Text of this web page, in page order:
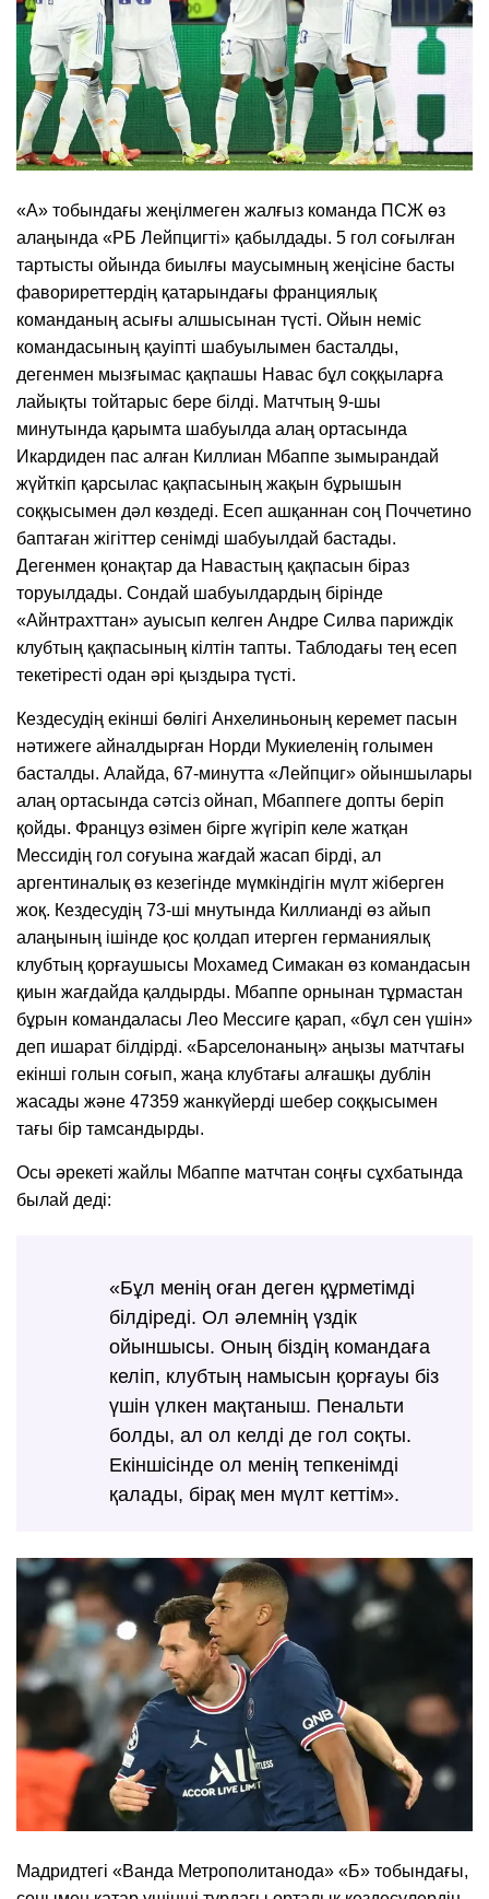
«А» тобындағы жеңілмеген жалғыз команда ПСЖ өз
алаңында «РБ Лейпцигті» қабылдады. 5 гол соғылған
тартысты ойында биылғы маусымның жеңісіне басты
фавориреттердің қатарындағы франциялық
команданың асығы алшысынан түсті. Ойын неміс
командасының қауіпті шабуылымен басталды,
дегенмен мызғымас қақпашы Навас бұл соққыларға
лайықты тойтарыс бере білді. Матчтың 9-шы
минутында қарымта шабуылда алаң ортасында
Икардиден пас алған Киллиан Мбаппе зымырандай
жүйткіп қарсылас қақпасының жақын бұрышын
соққысымен дәл көздеді. Есеп ашқаннан соң Поччетино
баптаған жігіттер сенімді шабуылдай бастады.
Дегенмен қонақтар да Навастың қақпасын біраз
торуылдады. Сондай шабуылдардың бірінде
«Айнтрахттан» ауысып келген Андре Силва париждік
клубтың қақпасының кілтін тапты. Таблодағы тең есеп
текетіресті одан әрі қыздыра түсті.
Кездесудің екінші бөлігі Анхелиньоның керемет пасын
нәтижеге айналдырған Норди Мукиеленің голымен
басталды. Алайда, 67-минутта «Лейпциг» ойыншылары
алаң ортасында сәтсіз ойнап, Мбаппеге допты беріп
қойды. Француз өзімен бірге жүгіріп келе жатқан
Мессидің гол соғуына жағдай жасап бірді, ал
аргентиналық өз кезегінде мүмкіндігін мүлт жіберген
жоқ. Кездесудің 73-ші мнутында Киллианді өз айып
алаңының ішінде қос қолдап итерген германиялық
клубтың қорғаушысы Мохамед Симакан өз командасын
қиын жағдайда қалдырды. Мбаппе орнынан тұрмастан
бұрын командаласы Лео Мессиге қарап, «бұл сен үшін»
деп ишарат білдірді. «Барселонаның» аңызы матчтағы
екінші голын соғып, жаңа клубтағы алғашқы дублін
жасады және 47359 жанкүйерді шебер соққысымен
тағы бір тамсандырды.
Осы әрекеті жайлы Мбаппе матчтан соңғы сұхбатында
былай деді:
«Бұл менің оған деген құрметімді
білдіреді. Ол әлемнің үздік
ойыншысы. Оның біздің командаға
келіп, клубтың намысын қорғауы біз
үшін үлкен мақтаныш. Пенальти
болды, ал ол келді де гол соқты.
Екіншісінде ол менің тепкенімді
қалады, бірақ мен мүлт кеттім».
Мадридтегі «Ванда Метрополитанода» «Б» тобындағы,